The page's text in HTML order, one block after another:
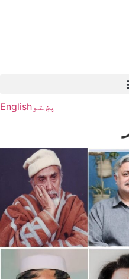
پښتوEnglish